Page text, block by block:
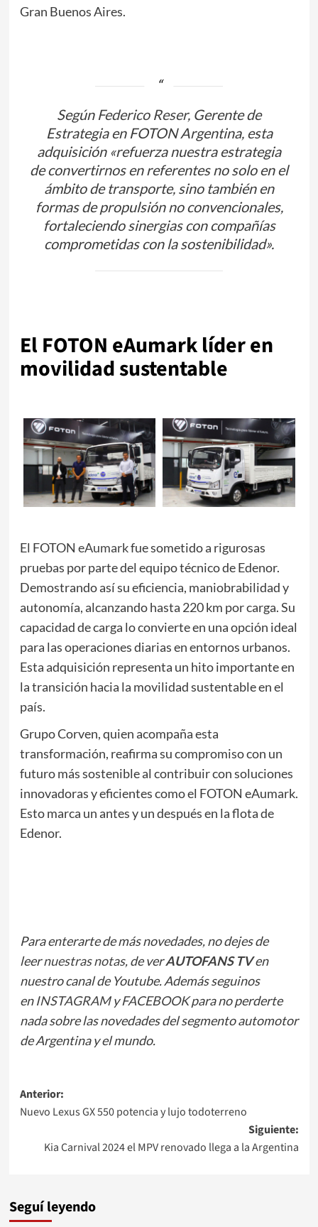
Gran Buenos Aires.
Según Federico Reser, Gerente de
Estrategia en FOTON Argentina, esta
adquisición «refuerza nuestra estrategia
de convertirnos en referentes no solo en el
ámbito de transporte, sino también en
formas de propulsión no convencionales,
fortaleciendo sinergias con compañías
comprometidas con la sostenibilidad».
El FOTON eAumark líder en
movilidad sustentable
El FOTON eAumarkfue sometido a rigurosas
pruebas por parte del equipo técnico de Edenor.
Demostrando así su eficiencia, maniobrabilidad y
autonomía, alcanzando hasta 220 km por carga. Su
capacidad de carga lo convierte en una opción ideal
para las operaciones diarias en entornos urbanos.
Esta adquisición representa un hito importante en
la transición hacia la movilidad sustentable en el
país.
Grupo Corven, quien acompaña esta
transformación, reafirma su compromiso con un
futuro más sostenible al contribuir con soluciones
innovadoras y eficientes como el FOTON eAumark.
Esto marca un antes y un después en la flota de
Edenor.
Para enterarte de más novedades, no dejes de
leernuestras notas, de ver AUTOFANS TVen
nuestro canal de Youtube. Además seguinos
enINSTAGRAMyFACEBOOKpara no perderte
nada sobre las novedades del segmento automotor
de Argentina y el mundo.
Navegación
de
entradas
Anterior:
Nuevo Lexus GX 550 potencia y lujo todoterreno
Siguiente:
Kia Carnival 2024 el MPV renovado llega a la Argentina
Seguí leyendo